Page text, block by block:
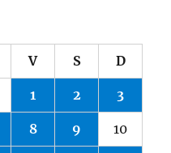
V S D
1 2 3
8 9 10